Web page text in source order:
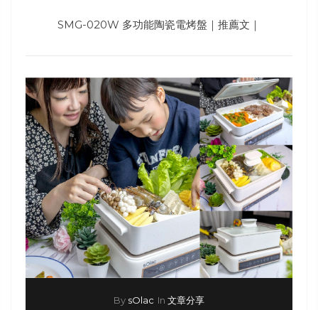
SMG-020W 多功能陶瓷電烤盤｜推薦文｜
By sOlac In 文章分享